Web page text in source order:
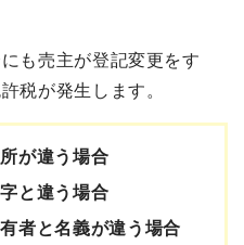
も売主が登記変更をす
税が発生します。
が違う場合
と違う場合
者と名義が違う場合